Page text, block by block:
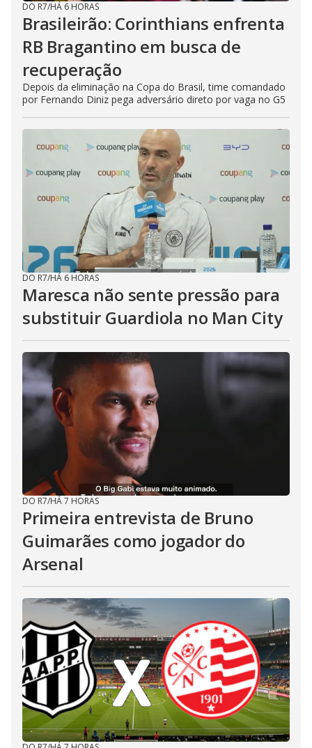
DO R7/HÁ 6 HORAS
Brasileirão: Corinthians enfrenta
RB Bragantino em busca de
recuperação
Depois da eliminação na Copa do Brasil, time comandado
por Fernando Diniz pega adversário direto por vaga no G5
DO R7/HÁ 6 HORAS
Maresca não sente pressão para
substituir Guardiola no Man City
DO R7/HÁ 7 HORAS
Primeira entrevista de Bruno
Guimarães como jogador do
Arsenal